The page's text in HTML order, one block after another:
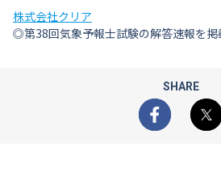
株式会社クリア
◎第38回気象予報士試験の解答速報を掲
SHARE
X